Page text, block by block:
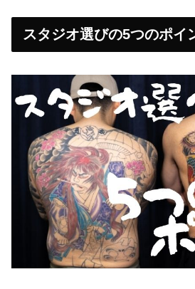
スタジオ選びの5つのポイ